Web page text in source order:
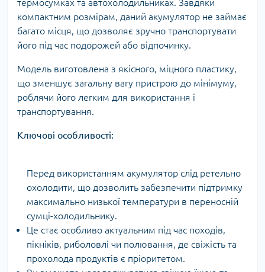
термосумках та автохолодильниках. Завдяки
компактним розмірам, даний акумулятор не займає
багато місця, що дозволяє зручно транспортувати
його під час подорожей або відпочинку.
Модель виготовлена з якісного, міцного пластику,
що зменшує загальну вагу пристрою до мінімуму,
роблячи його легким для використання і
транспортування.
Ключові особливості:
Перед використанням акумулятор слід ретельно
охолодити, що дозволить забезпечити підтримку
максимально низької температури в переносній
сумці-холодильнику.
Це стає особливо актуальним під час походів,
пікніків, риболовлі чи полювання, де свіжість та
прохолода продуктів є пріоритетом.